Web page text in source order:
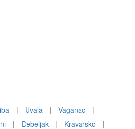
| Uvala | Vaganac
|
| Debeljak | Kravarsko
|